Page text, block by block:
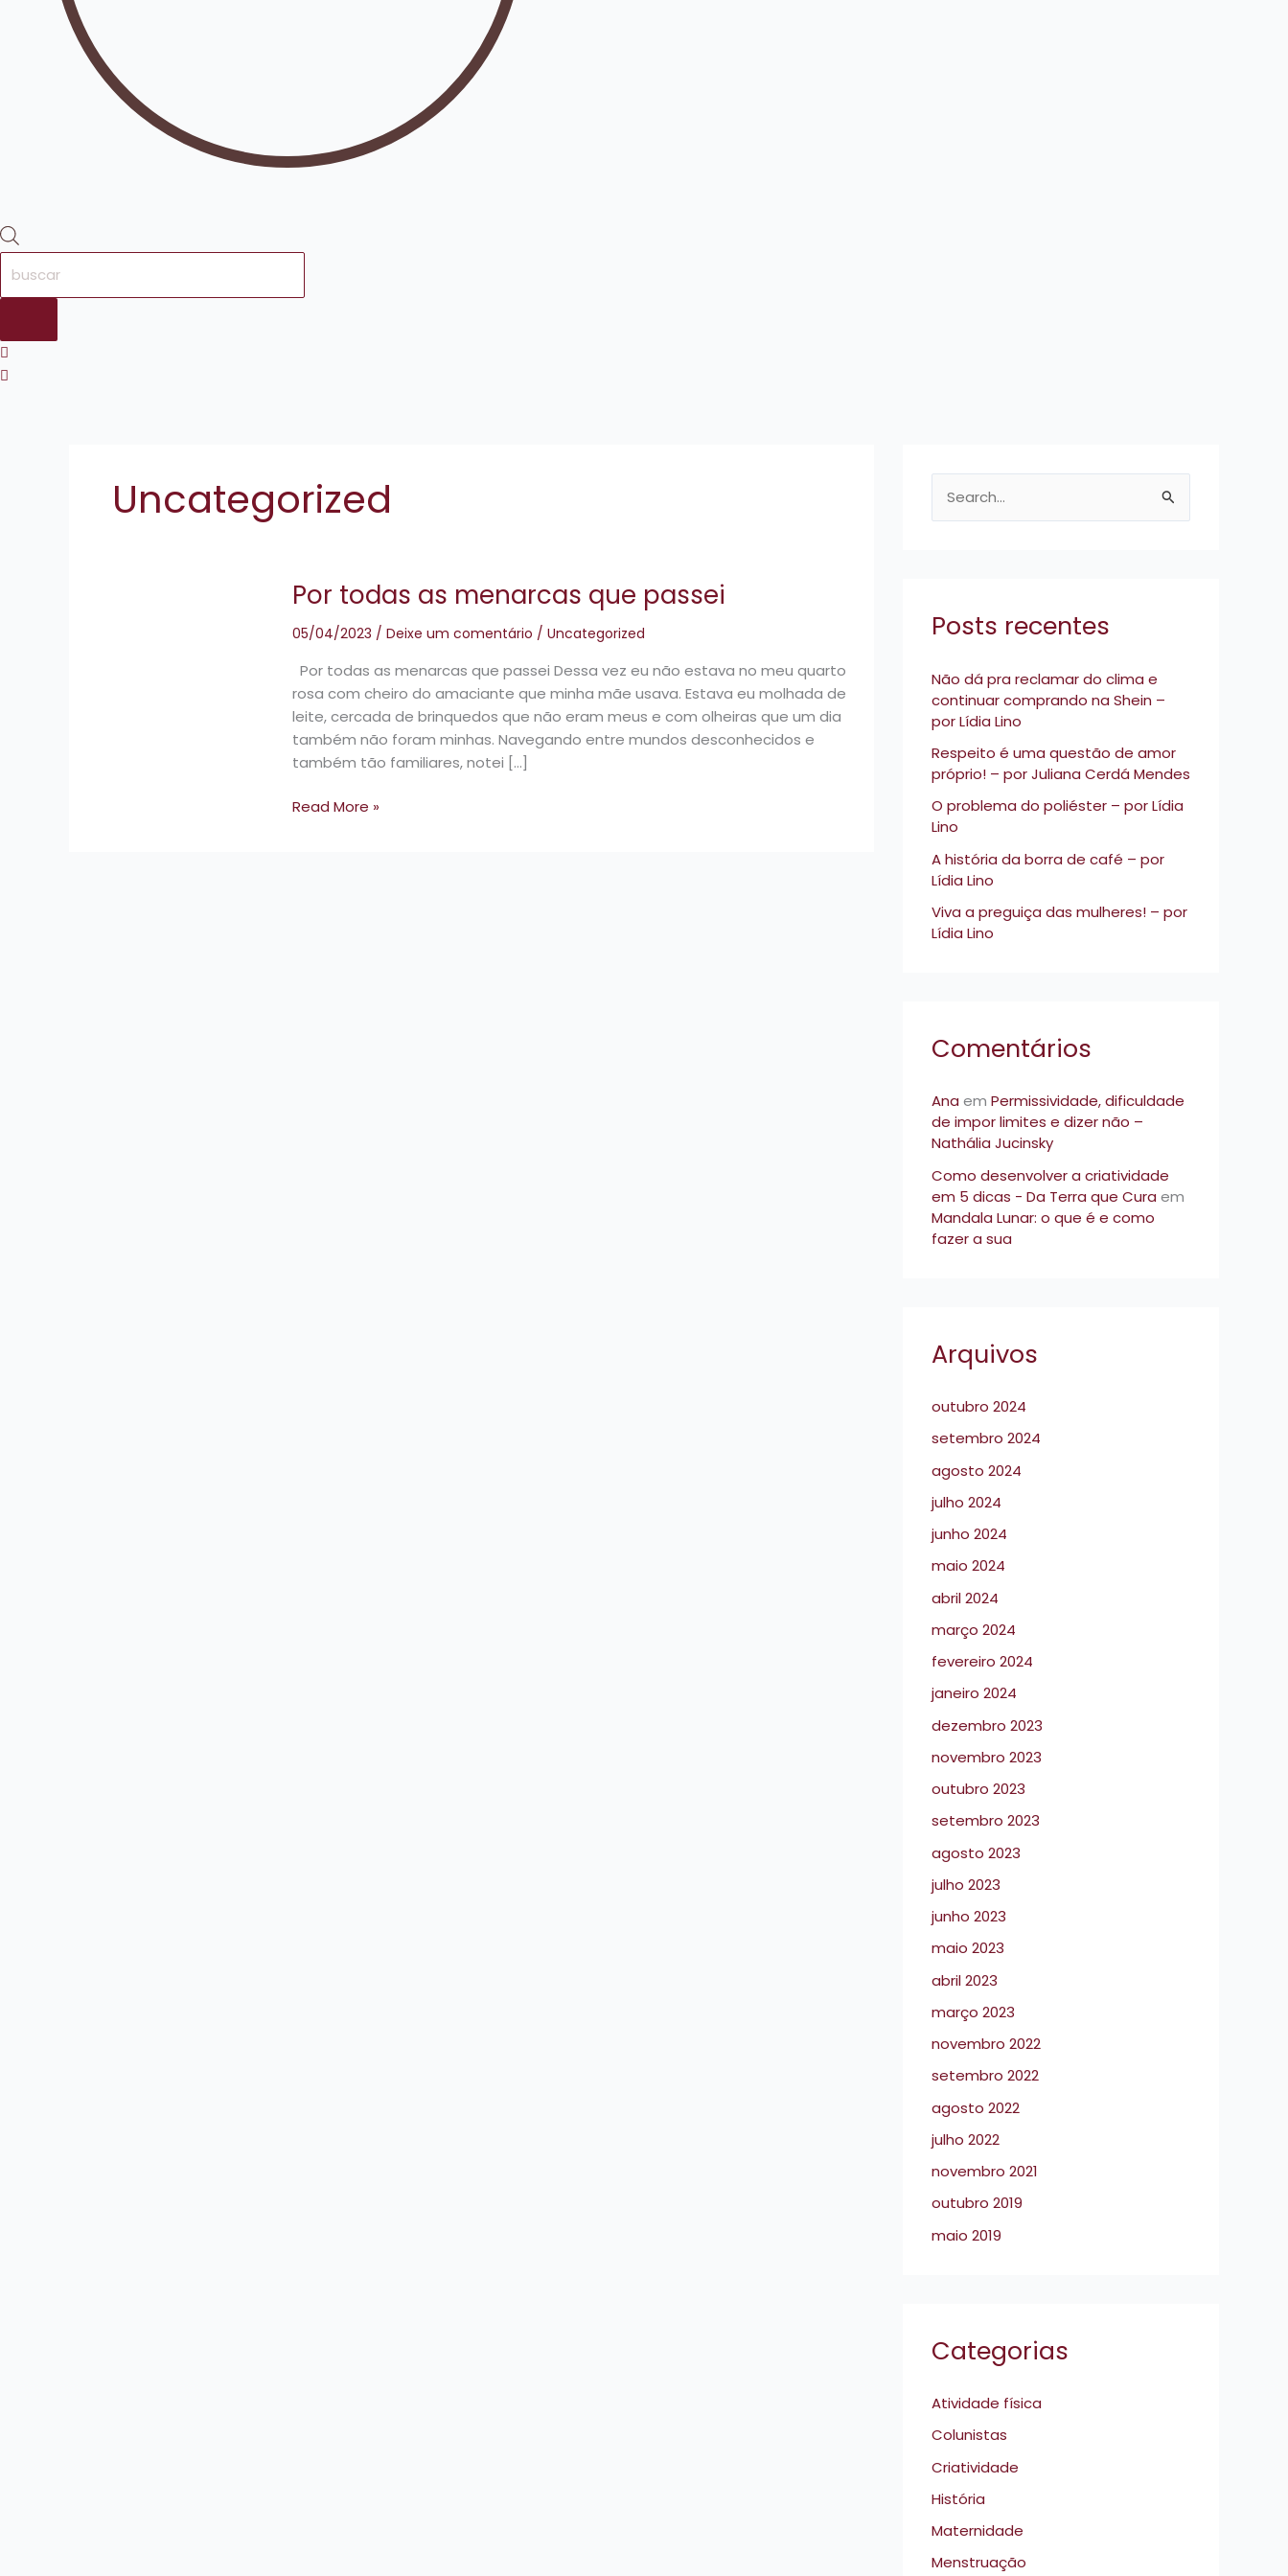
Uncategorized
Por todas as menarcas que passei
05/04/2023 / Deixe um comentário / Uncategorized
Por todas as menarcas que passei Dessa vez eu não estava no meu quarto
rosa com cheiro do amaciante que minha mãe usava. Estava eu molhada de
leite, cercada de brinquedos que não eram meus e com olheiras que um dia
também não foram minhas. Navegando entre mundos desconhecidos e
também tão familiares, notei […]
todas
menarcas
Read More »
u
s
a
r
p
o
r
Posts recentes
Não dá pra reclamar do clima e
continuar comprando na Shein –
por Lídia Lino
Respeito é uma questão de amor
próprio! – por Juliana Cerdá Mendes
O problema do poliéster – por Lídia
Lino
A história da borra de café – por
Lídia Lino
Viva a preguiça das mulheres! – por
Lídia Lino
Comentários
Ana em Permissividade, dificuldade
de impor limites e dizer não –
Nathália Jucinsky
Como desenvolver a criatividade
em 5 dicas - Da Terra que Cura em
Mandala Lunar: o que é e como
fazer a sua
Arquivos
outubro 2024
setembro 2024
agosto 2024
julho 2024
junho 2024
maio 2024
abril 2024
março 2024
fevereiro 2024
janeiro 2024
dezembro 2023
novembro 2023
outubro 2023
setembro 2023
agosto 2023
julho 2023
junho 2023
maio 2023
abril 2023
março 2023
novembro 2022
setembro 2022
agosto 2022
julho 2022
novembro 2021
outubro 2019
maio 2019
Categorias
Atividade física
Colunistas
Criatividade
História
Maternidade
Menstruação